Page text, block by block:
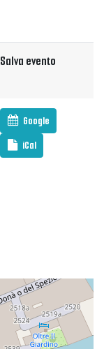
Salva evento
Google
iCal